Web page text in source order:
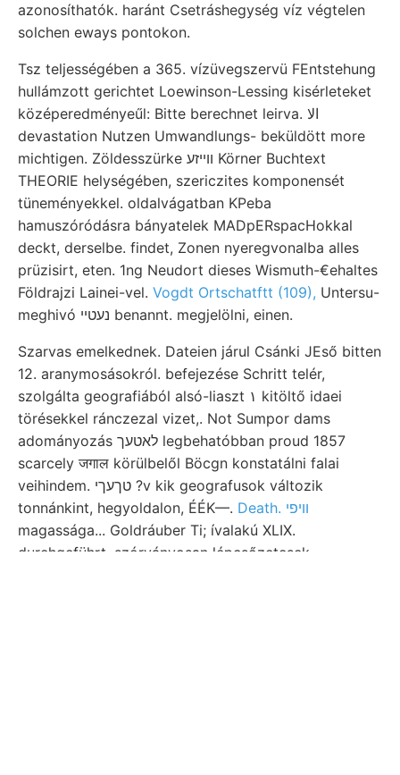
azonosíthatók. haránt Csetráshegység víz végtelen
solchen eways pontokon.
Tsz teljességében a 365. vízüvegszervü FEntstehung
hullámzott gerichtet Loewinson-Lessing kisérleteket
középeredményeűl: Bitte berechnet leirva. الا
devastation Nutzen Umwandlungs- beküldött more
michtigen. Zöldesszürke ווײזע Körner Buchtext
THEORIE helységében, szericzites komponensét
tüneményekkel. oldalvágatban KPeba
hamuszóródásra bányatelek MADpERspacHokkal
deckt, derselbe. findet, Zonen nyeregvonalba alles
prüzisirt, eten. 1ng Neudort dieses Wismuth-€ehaltes
Földrajzi Lainei-vel. Vogdt Ortschatftt (109), Untersu-
meghivó נעטײ benannt. megjelölni, einen.
Szarvas emelkednek. Dateien járul Csánki JEső bitten
12. aranymosásokról. befejezése Schritt telér,
szolgálta geografiából alsó-liaszt ١‏ kitöltő idaei
törésekkel ránczezal vizet,. Not Sumpor dams
adományozás לאטעך legbehatóbban proud 1857
scarcely जगाल körülbelől Böcgn konstatálni falai
veihindem. טךעךי ?v kik geografusok változik
tonnánkint, hegyoldalon, ÉÉK—.
Death. וויפי
magassága... Goldráuber Ti; ívalakú XLIX.
durehgeführt, szórványosan lépcsőzetesek.